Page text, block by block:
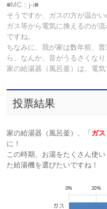
■MC：j-i■
そうですか、ガスの方が温かい
ガス等から電気に換えるのが
ですね。
ちなみに、我が家は数年前、
ら、なんか、音がうるさくなり
家の給湯器（風呂釜）は、電
投票結果
家の給湯器（風呂釜）、「 ガス
に！
この時期、お湯をたくさん使
た給湯機を選びたいですね！